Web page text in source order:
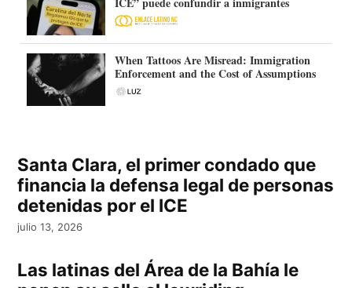
When Tattoos Are Misread: Immigration
Enforcement and the Cost of Assumptions
Santa Clara, el primer condado que
financia la defensa legal de personas
detenidas por el ICE
julio 13, 2026
Las latinas del Área de la Bahía le